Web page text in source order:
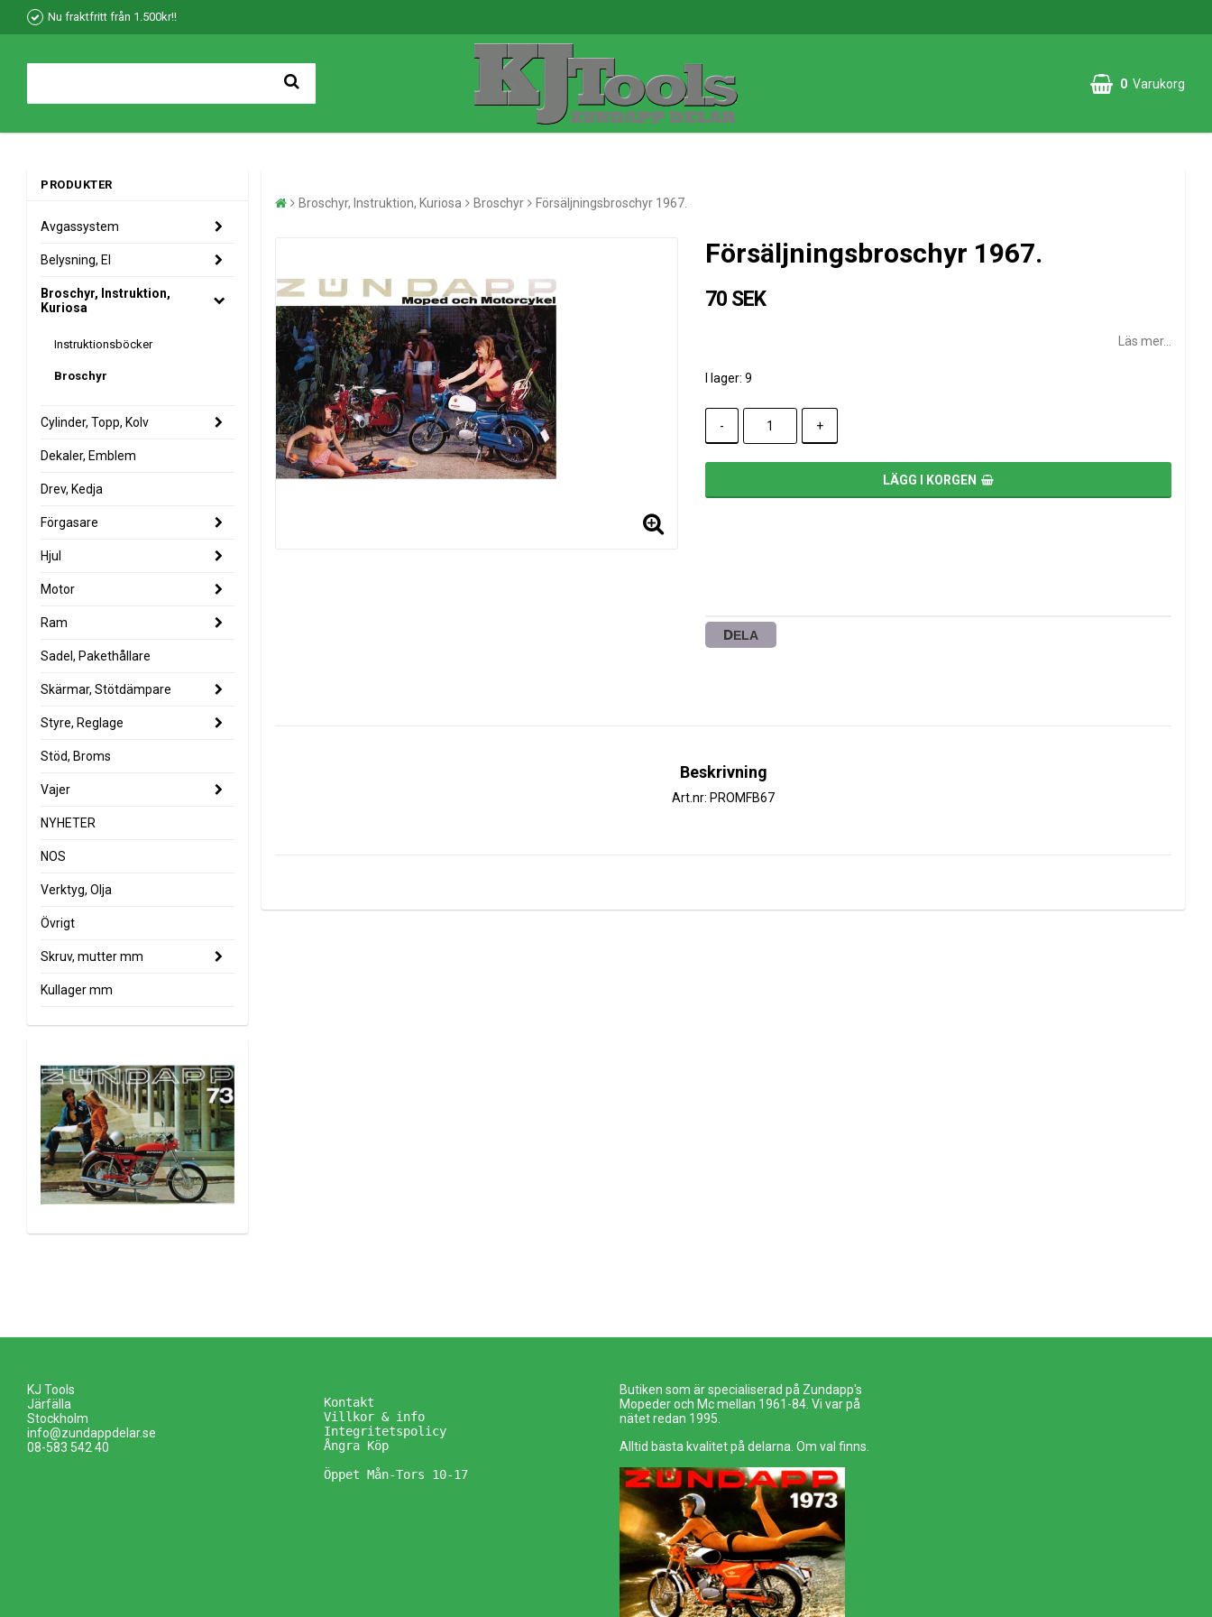
Nu fraktfritt från 1.500kr!!
0 Varukorg
PRODUKTER
Avgassystem
Belysning, El
Broschyr, Instruktion,
Kuriosa
Instruktionsböcker
Broschyr
Cylinder, Topp, Kolv
Dekaler, Emblem
Drev, Kedja
Förgasare
Hjul
Motor
Ram
Sadel, Pakethållare
Skärmar, Stötdämpare
Styre, Reglage
Stöd, Broms
Vajer
NYHETER
NOS
Verktyg, Olja
Övrigt
Skruv, mutter mm
Kullager mm
Broschyr, Instruktion, Kuriosa Broschyr Försäljningsbroschyr 1967.
Försäljningsbroschyr 1967.
70 SEK
Läs mer...
I lager: 9
- +
LÄGG I KORGEN
DELA
Beskrivning
Art.nr: PROMFB67
KJ Tools
Järfälla
Stockholm
info@zundappdelar.se
08-583 542 40
Kontakt
Villkor & info
Integritetspolicy
Ångra Köp
Öppet Mån-Tors 10-17
Butiken som är specialiserad på Zundapp's
Mopeder och Mc mellan 1961-84. Vi var på
nätet redan 1995.
Alltid bästa kvalitet på delarna. Om val finns.